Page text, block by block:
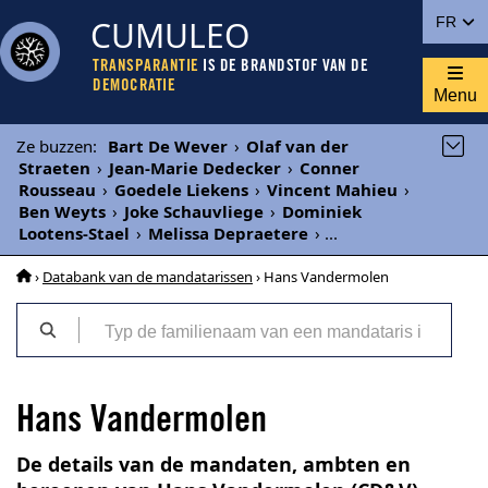
FR
CUMULEO
TRANSPARANTIE IS DE BRANDSTOF VAN DE
DEMOCRATIE
Menu
Ze buzzen: Bart De Wever › Olaf van der
Straeten › Jean-Marie Dedecker › Conner
Rousseau › Goedele Liekens › Vincent Mahieu ›
Ben Weyts › Joke Schauvliege › Dominiek
Lootens-Stael › Melissa Depraetere › ...
› Databank van de mandatarissen › Hans Vandermolen
Hans Vandermolen
De details van de mandaten, ambten en